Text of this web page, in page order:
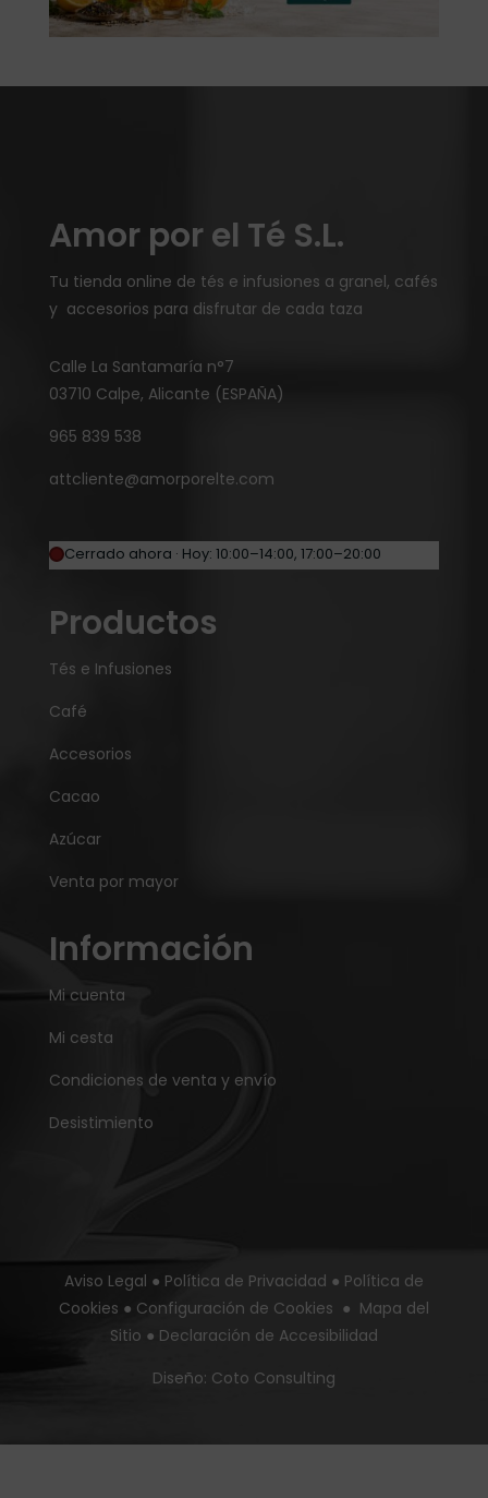
Amor por el Té S.L.
Tu tienda online de tés e infusiones a granel, cafés
y accesorios para disfrutar de cada taza
Calle La Santamaría n°7
03710 Calpe, Alicante (ESPAÑA)
965 839 538
attcliente@amorporelte.com
Cerrado ahora · Hoy: 10:00–14:00, 17:00–20:00
Productos
Tés e Infusiones
Café
Accesorios
Cacao
Azúcar
Venta por mayor
Información
Mi cuenta
Mi cesta
Condiciones de venta y envío
Desistimiento
Aviso Legal ● Política de Privacidad ● Política de
Cookies ● Configuración de Cookies ● Mapa del
Sitio ● Declaración de Accesibilidad
Diseño: Coto Consulting